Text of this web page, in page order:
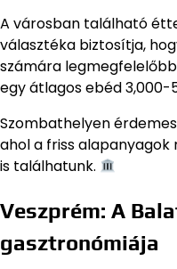
A városban található
választéka biztosítja,
számára
egy átlagos ebéd
Szombathelyen
ahol a friss
is találhatunk.
Veszprém: A
gasztronómiája